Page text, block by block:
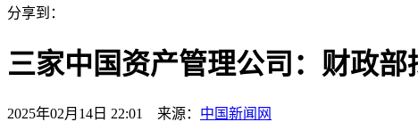
分享到：
三家中国资产管理公司：财政
2025年02月14日 22:01 来源： 中国新闻网